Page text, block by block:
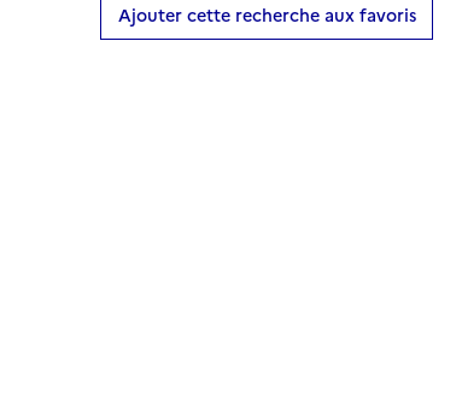
Ajouter cette recherche aux favoris